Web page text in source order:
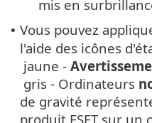
mis en
• Vous pouvez
l'aide des icônes
jaune -
gris - Ordinateurs
de gravité
produit ESET sur